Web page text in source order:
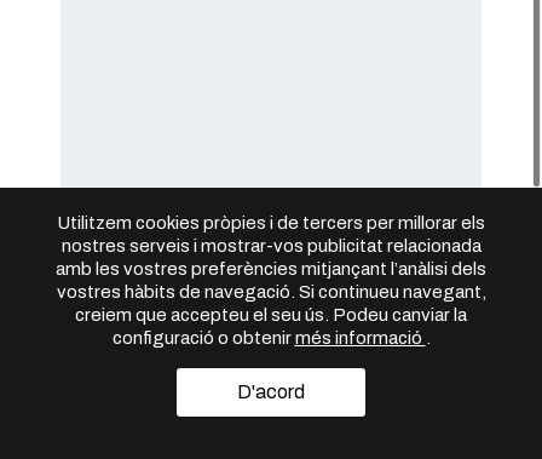
Utilitzem cookies pròpies i de tercers per millorar els
nostres serveis i mostrar-vos publicitat relacionada
amb les vostres preferències mitjançant l’anàlisi dels
vostres hàbits de navegació. Si continueu navegant,
creiem que accepteu el seu ús. Podeu canviar la
configuració o obtenirmés informació
D'acord